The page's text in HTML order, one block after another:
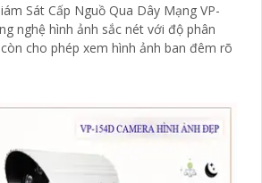
Sát Cấp Nguồ Qua Dây Mạng VP-
nghệ hình ảnh sắc nét với độ phân